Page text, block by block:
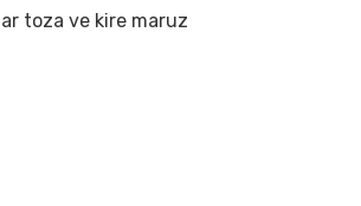
toza ve kire maruz